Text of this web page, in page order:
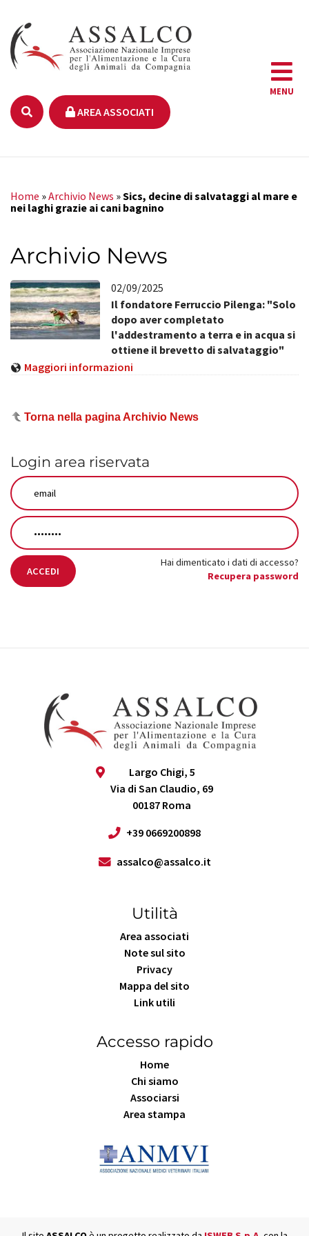
MENU
AREA ASSOCIATI
Home »Archivio News »Sics, decine di salvataggi al mare e
nei laghi grazie ai cani bagnino
Archivio News
02/09/2025
Il fondatore Ferruccio Pilenga: "Solo
dopo aver completato
l'addestramento a terra e in acqua si
ottiene il brevetto di salvataggio"
Maggiori informazioni
Torna nella pagina Archivio News
Login area riservata
ACCEDI
Hai dimenticato i dati di accesso?
Recupera password
Largo Chigi, 5
Via di San Claudio, 69
00187 Roma
+39 0669200898
assalco@assalco.it
Utilità
Area associati
Note sul sito
Privacy
Mappa del sito
Link utili
Accesso rapido
Home
Chi siamo
Associarsi
Area stampa